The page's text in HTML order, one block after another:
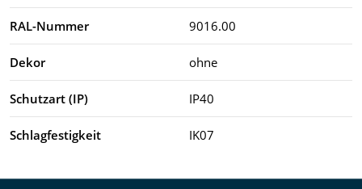
RAL-Nummer 9016.00
Dekor ohne
Schutzart (IP) IP40
Schlagfestigkeit IK07